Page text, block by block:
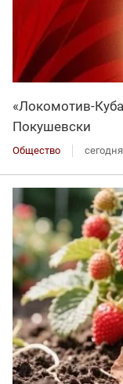
«Локомотив-
Покушевски
Общество